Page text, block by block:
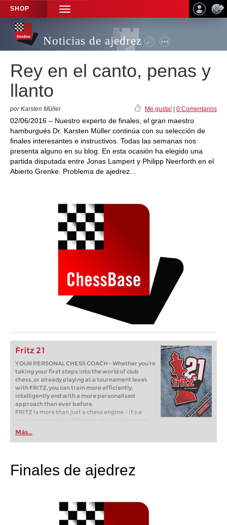
SHOP
TOGGLE
NAVIGATION
Noticias de ajedrez
Rey en el canto, penas y
llanto
por Karsten Müller Me gusta! 0 Comentarios
02/06/2016 – Nuestro experto de finales, el gran maestro
hamburgués Dr. Karsten Müller continúa con su selección de
finales interesantes e instructivos. Todas las semanas nos
presenta alguno en su blog. En esta ocasión ha elegido una
partida disputada entre Jonas Lampert y Philipp Neerforth en el
Abierto Grenke. Problema de ajedrez...
Fritz 21
YOUR PERSONAL CHESS COACH - Whether you’re
taking your first steps into the world of club
chess, or already playing at a tournament level:
with FRITZ, you can train more efficiently,
intelligently and with a more personalised
approach than ever before.
FRITZ is more than just a chess engine – it’s a
training revolution! Whether you’re taking your
first steps into the world of club chess, or already
playing at a tournament level: with FRITZ, you can
train more efficiently, intelligently and with a
Más...
Finales de ajedrez